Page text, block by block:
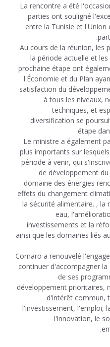
La rencontre a été
parties ont souligné
entre la Tunisie et
Au cours de la réunion, les
la période actuelle et
prochaine étape ont
l'Économie et du Plan
satisfaction du
à tous les niveaux,
techniques, et
diversification se
étape
Le ministre a également
plus importants sur
période à venir, qui
de développement
domaine des énergies
effets du changement
la sécurité alimentaire. , la
eau,
investissements et la
ainsi que les domaines liés
Cornaro a renouvelé
continuer d'accompagner
de ses
développement prioritaires,
d'intérêt commun,
l'investissement, l'emploi,
l'innovation, le